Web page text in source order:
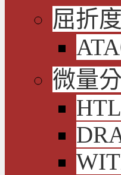
屈折
微量
HTL